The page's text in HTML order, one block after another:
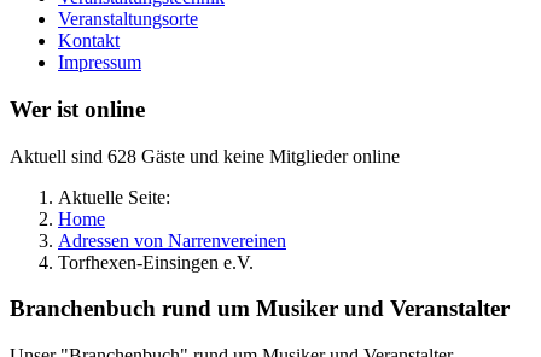
Veranstaltungsorte
Kontakt
Impressum
Wer ist online
Aktuell sind 628 Gäste und keine Mitglieder online
Aktuelle Seite:
Home
Adressen von Narrenvereinen
Torfhexen-Einsingen e.V.
Branchenbuch rund um Musiker und Veranstalter